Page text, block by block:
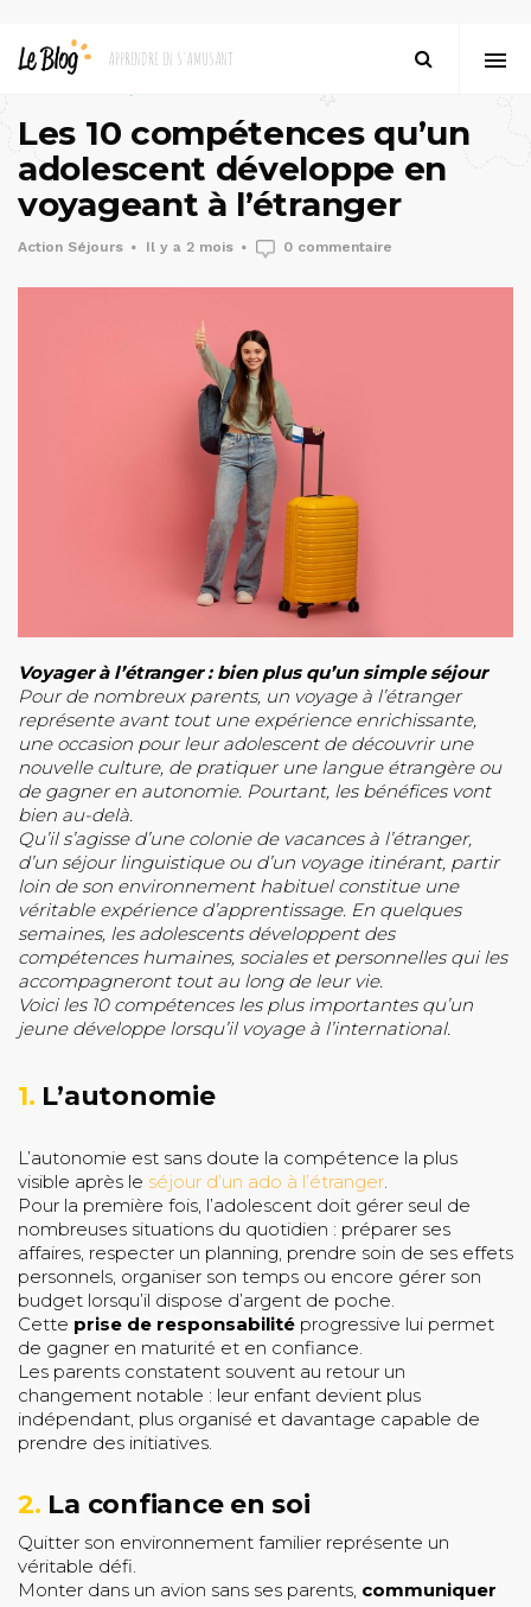
Les 10 compétences qu’un
adolescent développe en
voyageant à l’étranger
Action Séjours Il y a 2 mois 0 commentaire
Voyager à l’étranger : bien plus qu’un simple séjour
Pour de nombreux parents, un voyage à l’étranger
représente avant tout une expérience enrichissante,
une occasion pour leur adolescent de découvrir une
nouvelle culture, de pratiquer une langue étrangère ou
de gagner en autonomie. Pourtant, les bénéfices vont
bien au-delà.
Qu’il s’agisse d’une colonie de vacances à l’étranger,
d’un séjour linguistique ou d’un voyage itinérant, partir
loin de son environnement habituel constitue une
véritable expérience d’apprentissage. En quelques
semaines, les adolescents développent des
compétences humaines, sociales et personnelles qui les
accompagneront tout au long de leur vie.
Voici les 10 compétences les plus importantes qu’un
jeune développe lorsqu’il voyage à l’international.
1. L’autonomie
L’autonomie est sans doute la compétence la plus
visible après le séjour d’un ado à l’étranger.
Pour la première fois, l’adolescent doit gérer seul de
nombreuses situations du quotidien : préparer ses
affaires, respecter un planning, prendre soin de ses effets
personnels, organiser son temps ou encore gérer son
budget lorsqu’il dispose d’argent de poche.
Cette prise de responsabilité progressive lui permet
de gagner en maturité et en confiance.
Les parents constatent souvent au retour un
changement notable : leur enfant devient plus
indépendant, plus organisé et davantage capable de
prendre des initiatives.
2. La confiance en soi
Quitter son environnement familier représente un
véritable défi.
Monter dans un avion sans ses parents, communiquer